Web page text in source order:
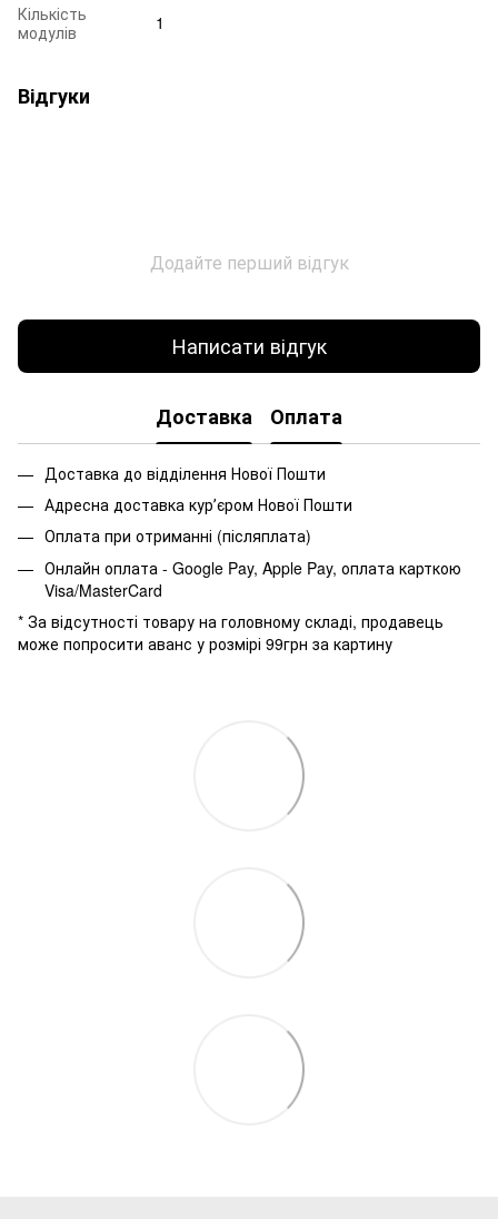
Кількість
модулів
1
Відгуки
Додайте перший відгук
Написати відгук
Доставка Оплата
Доставка до відділення Нової Пошти
Адресна доставка курʼєром Нової Пошти
Оплата при отриманні (післяплата)
Онлайн оплата - Google Pay, Apple Pay, оплата карткою
Visa/MasterCard
* За відсутності товару на головному складі, продавець
може попросити аванс у розмірі 99грн за картину